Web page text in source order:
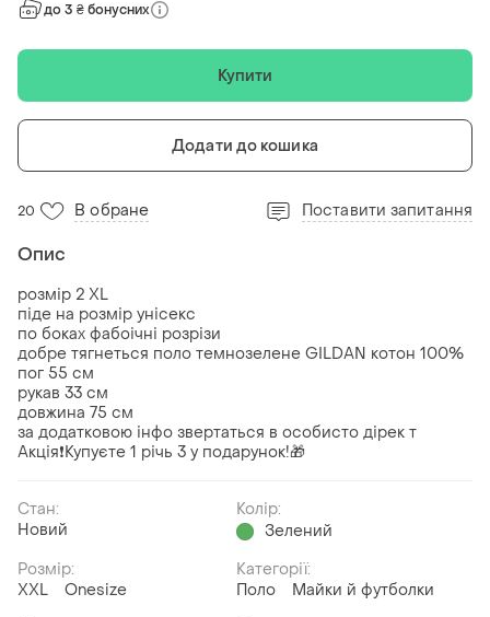
до 3 ₴ бонусних
Купити
Додати до кошика
20 В обране Поставити запитання
Опис
розмір 2 XL
піде на розмір унісекс
по боках фабоічні розрізи
добре тягнеться поло темнозелене GILDAN котон 100%
пог 55 см
рукав 33 см
довжина 75 см
за додатковою інфо звертаться в особисто дірек т
Акція❗Купуєте 1 річь 3 у подарунок!🎁
Стан:
Новий
Колір:
Зелений
Розмір:
XXL
Onesize
Категорії:
Поло
Майки й футболки